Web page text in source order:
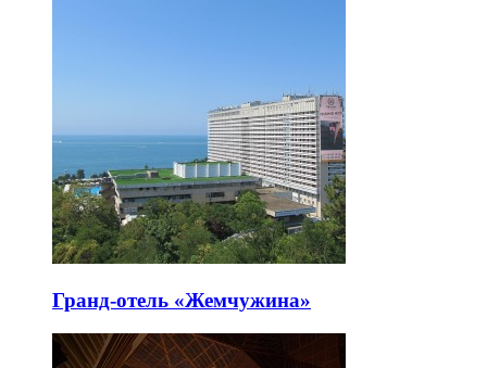
Гранд-отель «Жемчужина»